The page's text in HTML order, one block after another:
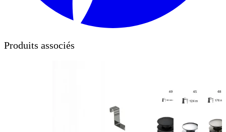
Produits associés